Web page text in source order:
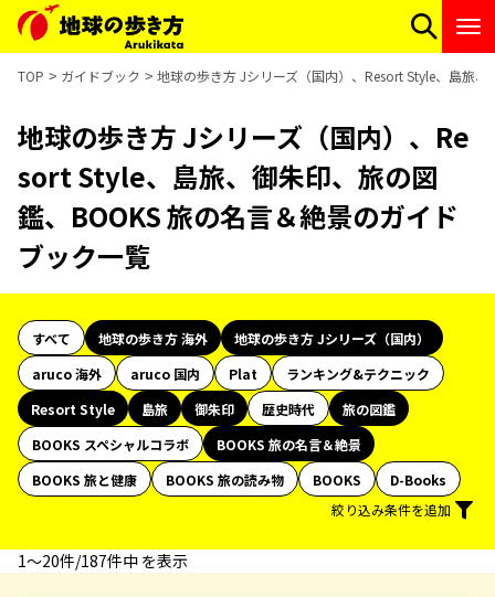
TOP ガイドブック 地球の歩き方 Jシリーズ（国内）、Resort Style、島旅
地球の歩き方 Jシリーズ（国内）、Re
sort Style、島旅、御朱印、旅の図
鑑、BOOKS 旅の名言＆絶景のガイド
ブック一覧
すべて 地球の歩き方 海外
地球の歩き方 Jシリーズ（国内）
aruco 海外
aruco 国内 Plat
ランキング&テクニック
Resort Style
島旅 御朱印 歴史時代
旅の図鑑
BOOKS スペシャルコラボ
BOOKS 旅の名言＆絶景
BOOKS 旅と健康
BOOKS 旅の読み物 BOOKS
D-Books
絞り込み条件を追加
1〜20件/187件中 を表示